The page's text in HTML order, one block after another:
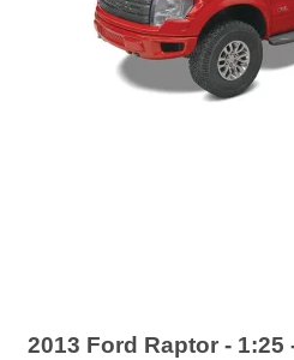
2013 Ford Raptor -